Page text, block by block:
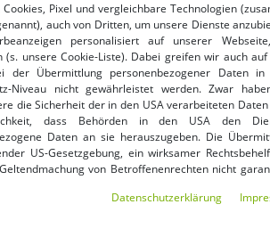
Verfügbare Größen
S L
3er Pack Le Coq Sportif Basic
Boxer Herren Boxer-Shorts
Pixel und vergleichbare Technologien
auch von Dritten, um unsere Dienste
personalisiert auf unserer
(s. unsere Cookie-Liste). Dabei greifen wir auch
der Übermittlung personenbezogener Daten
Niveau nicht gewährleistet werden. Zwar
die Sicherheit der in den USA verarbeiteten
dass Behörden in den USA den
Daten an sie herauszugeben. Die
US-Gesetzgebung, ein wirksamer
von Betroffenenrechten nicht
in die USA für einverstanden (s.a. unsere
Daten­schutz­erklärung